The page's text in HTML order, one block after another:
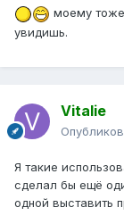
моему
увидишь.
Vitalie
Я такие
сделал бы ещё
одной выставить